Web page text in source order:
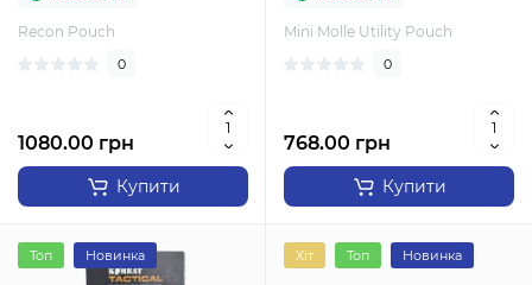
Recon Pouch
0
1080.00 грн
Купити
Mini Molle Utility Pouch
0
768.00 грн
Купити
Топ Новинка Хіт Топ Новинка